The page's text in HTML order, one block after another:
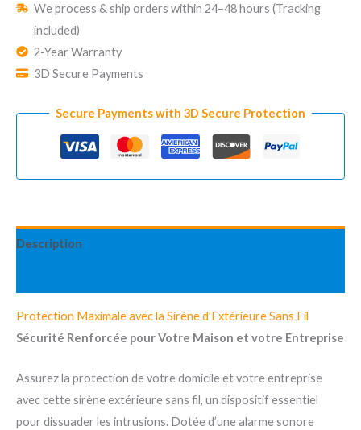
Renforcée
We process & ship orders within 24–48 hours (Tracking
included)
2-Year Warranty
3D Secure Payments
Secure Payments with 3D Secure Protection
Description
Protection Maximale avec la Sirène d’Extérieure Sans Fil
Sécurité Renforcée pour Votre Maison et votre Entreprise
Assurez la protection de votre domicile et votre entreprise
avec cette sirène extérieure sans fil, un dispositif essentiel
pour dissuader les intrusions. Dotée d’une alarme sonore